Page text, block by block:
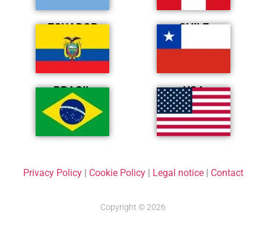
ECUADOR CHILE
BRASIL USA
Privacy Policy| Cookie Policy| Legal notice| Contact
Copyright © 2026